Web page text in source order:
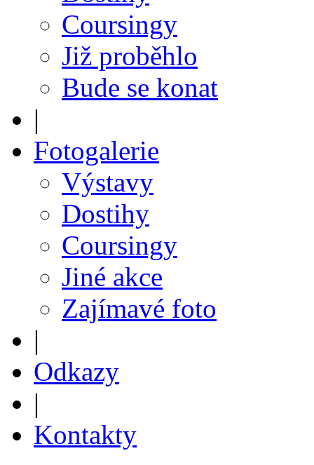
Coursingy
Již proběhlo
Bude se konat
|
Fotogalerie
Výstavy
Dostihy
Coursingy
Jiné akce
Zajímavé foto
|
Odkazy
|
Kontakty